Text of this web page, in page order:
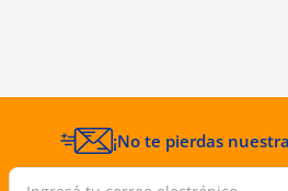
¡No te pierdas